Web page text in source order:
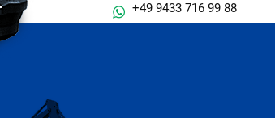
+49 9433 716 99 88